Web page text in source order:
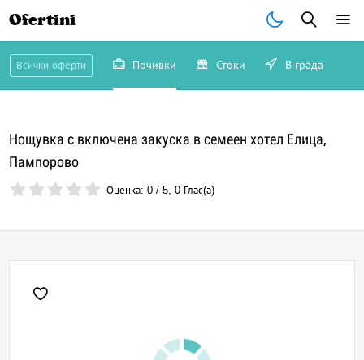
Ofertini
Всички оферти Почивки Стоки В града
Нощувка с включена закуска в семеен хотел Елица,
Пампорово
Оценка:0 /5,0 Глас(а)